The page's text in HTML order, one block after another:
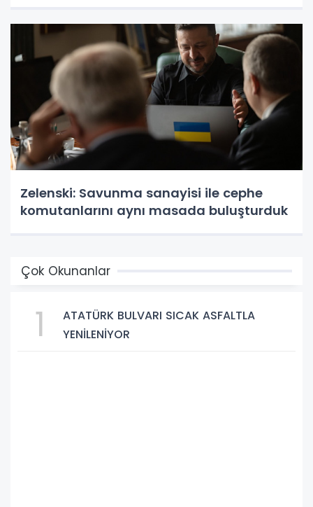
Zelenski: Savunma sanayisi ile cephe
komutanlarını aynı masada buluşturduk
Çok Okunanlar
1
ATATÜRK BULVARI SICAK ASFALTLA
YENİLENİYOR